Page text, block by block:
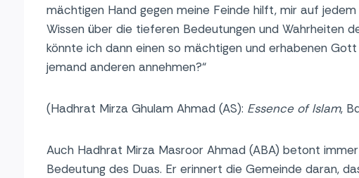
mächtigen Hand gegen meine Feinde hilft, mir auf
Wissen über die tieferen Bedeutungen und Wahrheiten
könnte ich dann einen so mächtigen und erhabenen
jemand anderen annehmen?“
(Hadhrat Mirza Ghulam Ahmad (AS): Essence ofIslam,
Auch Hadhrat Mirza Masroor Ahmad (ABA) betont
Bedeutung des Duas. Er erinnert die Gemeinde daran,